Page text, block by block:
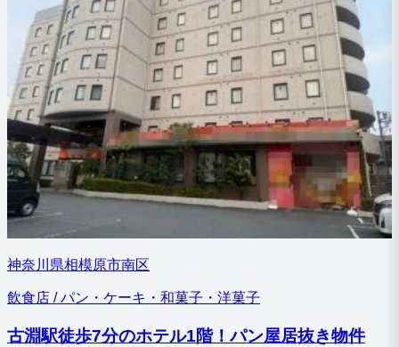
神奈川県相模原市南区
飲食店 / パン・ケーキ・和菓子・洋菓子
古淵駅徒歩7分のホテル1階！パン屋居抜き物件